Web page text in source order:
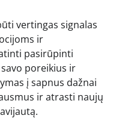
vertingas signalas
ir
pasirūpinti
poreikius ir
į sapnus dažnai
ir atrasti naujų